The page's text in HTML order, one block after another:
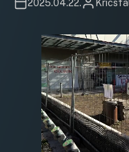
2025.04.22.